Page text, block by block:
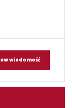
wiadomość